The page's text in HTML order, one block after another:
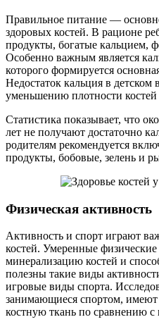
Правильное питание —
здоровых костей. В рационе
продукты, богатые кальцием,
Особенно важным является
которого формируется
Недостаток кальция в детском
уменьшению плотности
Статистика показывает, что
лет не получают достаточно
родителям рекомендуется
продукты, бобовые, зелень и
Физическая активность
Активность и спорт играют
костей. Умеренные
минерализацию костей и
полезны такие виды
игровые виды спорта.
занимающиеся спортом,
костную ткань по сравнению